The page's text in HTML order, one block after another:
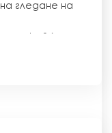
гледане на